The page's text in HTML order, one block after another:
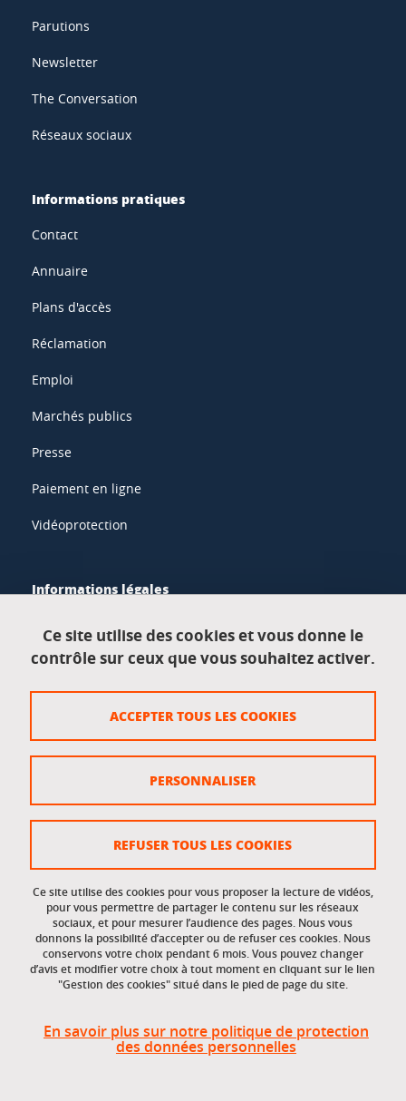
Parutions
Newsletter
The Conversation
Réseaux sociaux
Informations pratiques
Contact
Annuaire
Plans d'accès
Réclamation
Emploi
Marchés publics
Presse
Paiement en ligne
Vidéoprotection
Informations légales
Données personnelles
Crédits
Gestion des cookies
Accessibilité : non conforme
Accès réservés
Intranet des étudiants et des personnels
Ce site utilise des cookies et vous donne le
contrôle sur ceux que vous souhaitez activer.
Ce site utilise des cookies pour vous proposer la lecture de vidéos,
pour vous permettre de partager le contenu sur les réseaux
sociaux, et pour mesurer l’audience des pages. Nous vous
donnons la possibilité d’accepter ou de refuser ces cookies. Nous
conservons votre choix pendant 6 mois. Vous pouvez changer
d’avis et modifier votre choix à tout moment en cliquant sur le lien
"Gestion des cookies" situé dans le pied de page du site.
En savoir plus sur notre politique de protection
des données personnelles
ACCEPTER TOUS LES COOKIES
REFUSER TOUS LES COOKIES
PERSONNALISER